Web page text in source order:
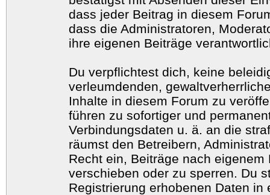
dass jeder Beitrag in diesem
dass die Administratoren,
ihre eigenen Beiträge
Du verpflichtest dich, keine
verleumdenden,
Inhalte in diesem Forum zu
führen zu sofortiger und
Verbindungsdaten u. ä. an die
räumst den Betreibern,
Recht ein, Beiträge nach
verschieben oder zu sperren. Du
Registrierung erhobenen Daten